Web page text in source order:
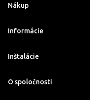
Nákup
Informácie
Inštalácie
O spoločnosti